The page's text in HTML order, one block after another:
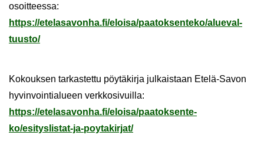
osoit­tees­sa:
https://ete­la­sa­von­ha.fi/eloi­sa/paa­tok­sen­te­ko/alue­val­
tuus­to/
Ko­kouk­sen tar­kas­tet­tu pöy­tä­kir­ja jul­kais­taan Etelä-​Savon
hy­vin­voin­tia­lu­een verk­ko­si­vuil­la:
https://ete­la­sa­von­ha.fi/eloi­sa/paa­tok­sen­te­
ko/esityslistat-​ja-poytakirjat/